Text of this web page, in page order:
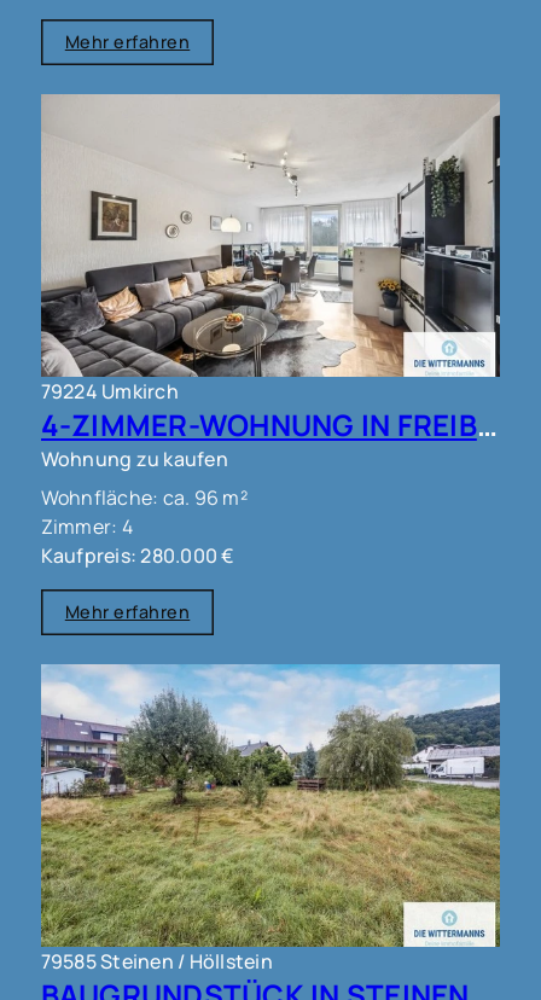
Mehr erfahren
79224 Umkirch
4-ZIMMER-WOHNUNG IN FREIBURG - UMKIRCH!!
Wohnung zu kaufen
Wohnfläche: ca. 96 m²
Zimmer: 4
Kaufpreis: 280.000 €
Mehr erfahren
79585 Steinen / Höllstein